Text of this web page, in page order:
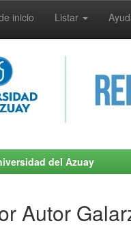
inicio Listar
del Azuay
Autor